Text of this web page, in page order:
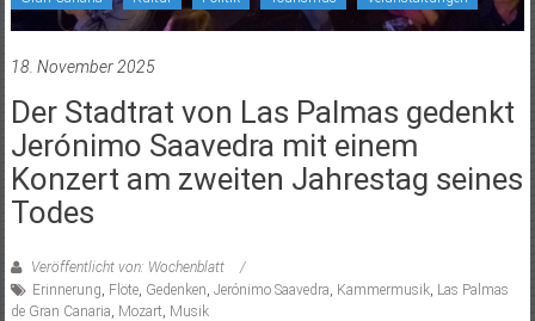
18. November 2025
Der Stadtrat von Las Palmas gedenkt
Jerónimo Saavedra mit einem
Konzert am zweiten Jahrestag seines
Todes
Veröffentlicht von: Wochenblatt
Erinnerung Flöte, Gedenken Jerónimo Saavedra Kammermusik, Las Palmas
de Gran Canaria Mozart Musik